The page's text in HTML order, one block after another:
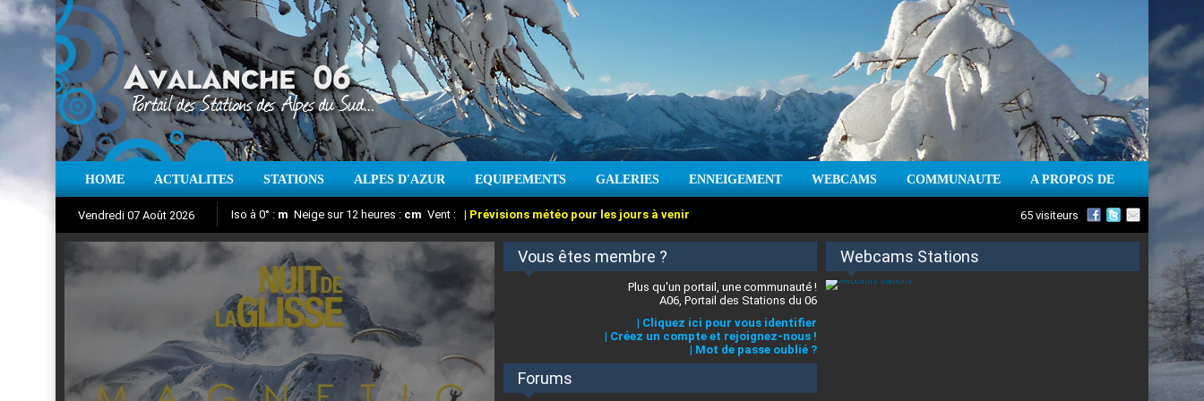
HOME ACTUALITES STATIONS ALPES D'AZUR EQUIPEMENTS GALERIES ENNEIGEMENT WEBCAMS COMMUNAUTE A PROPOS DE
Vendredi 07 Août 2026
Aujourd'hui : T° Min : T° Max : °C Prévisions météo pour les jours à venir
Iso à 0° : m Neige sur 12 heures : cm Vent : | Prévisions météo pour les jours à venir
Suivez en direct l'actualité des stations des Alpes-Maritimes
65 visiteurs
Nuit de la Glisse 2018 Vous êtes membre ?
Plus qu'un portail, une communauté !
A06, Portail des Stations du 06
| Cliquez ici pour vous identifier
| Créez un compte et rejoignez-nous !
| Mot de passe oublié ?
Forums
Webcams Stations